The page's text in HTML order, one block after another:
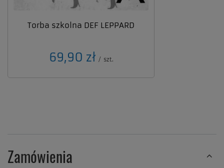
Torba szkolna DEF LEPPARD
69,90 zł / szt.
Zamówienia